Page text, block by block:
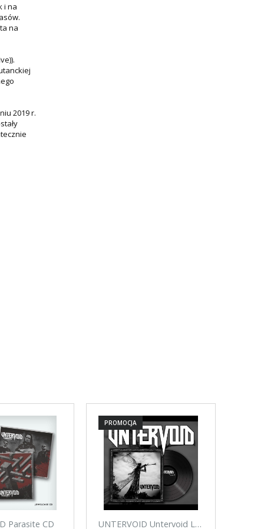
i na
na
2019 r.
Parasite CD
UNTERVOID Untervoid LP
PROMOCJA